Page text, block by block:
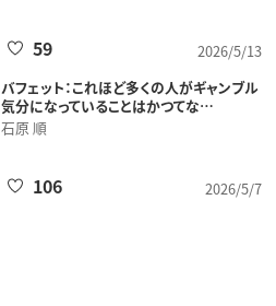
2026/5/13
59
バフェット：これほど多くの人がギャンブル
気分になっていることはかつてな…
石原 順
2026/5/7
106